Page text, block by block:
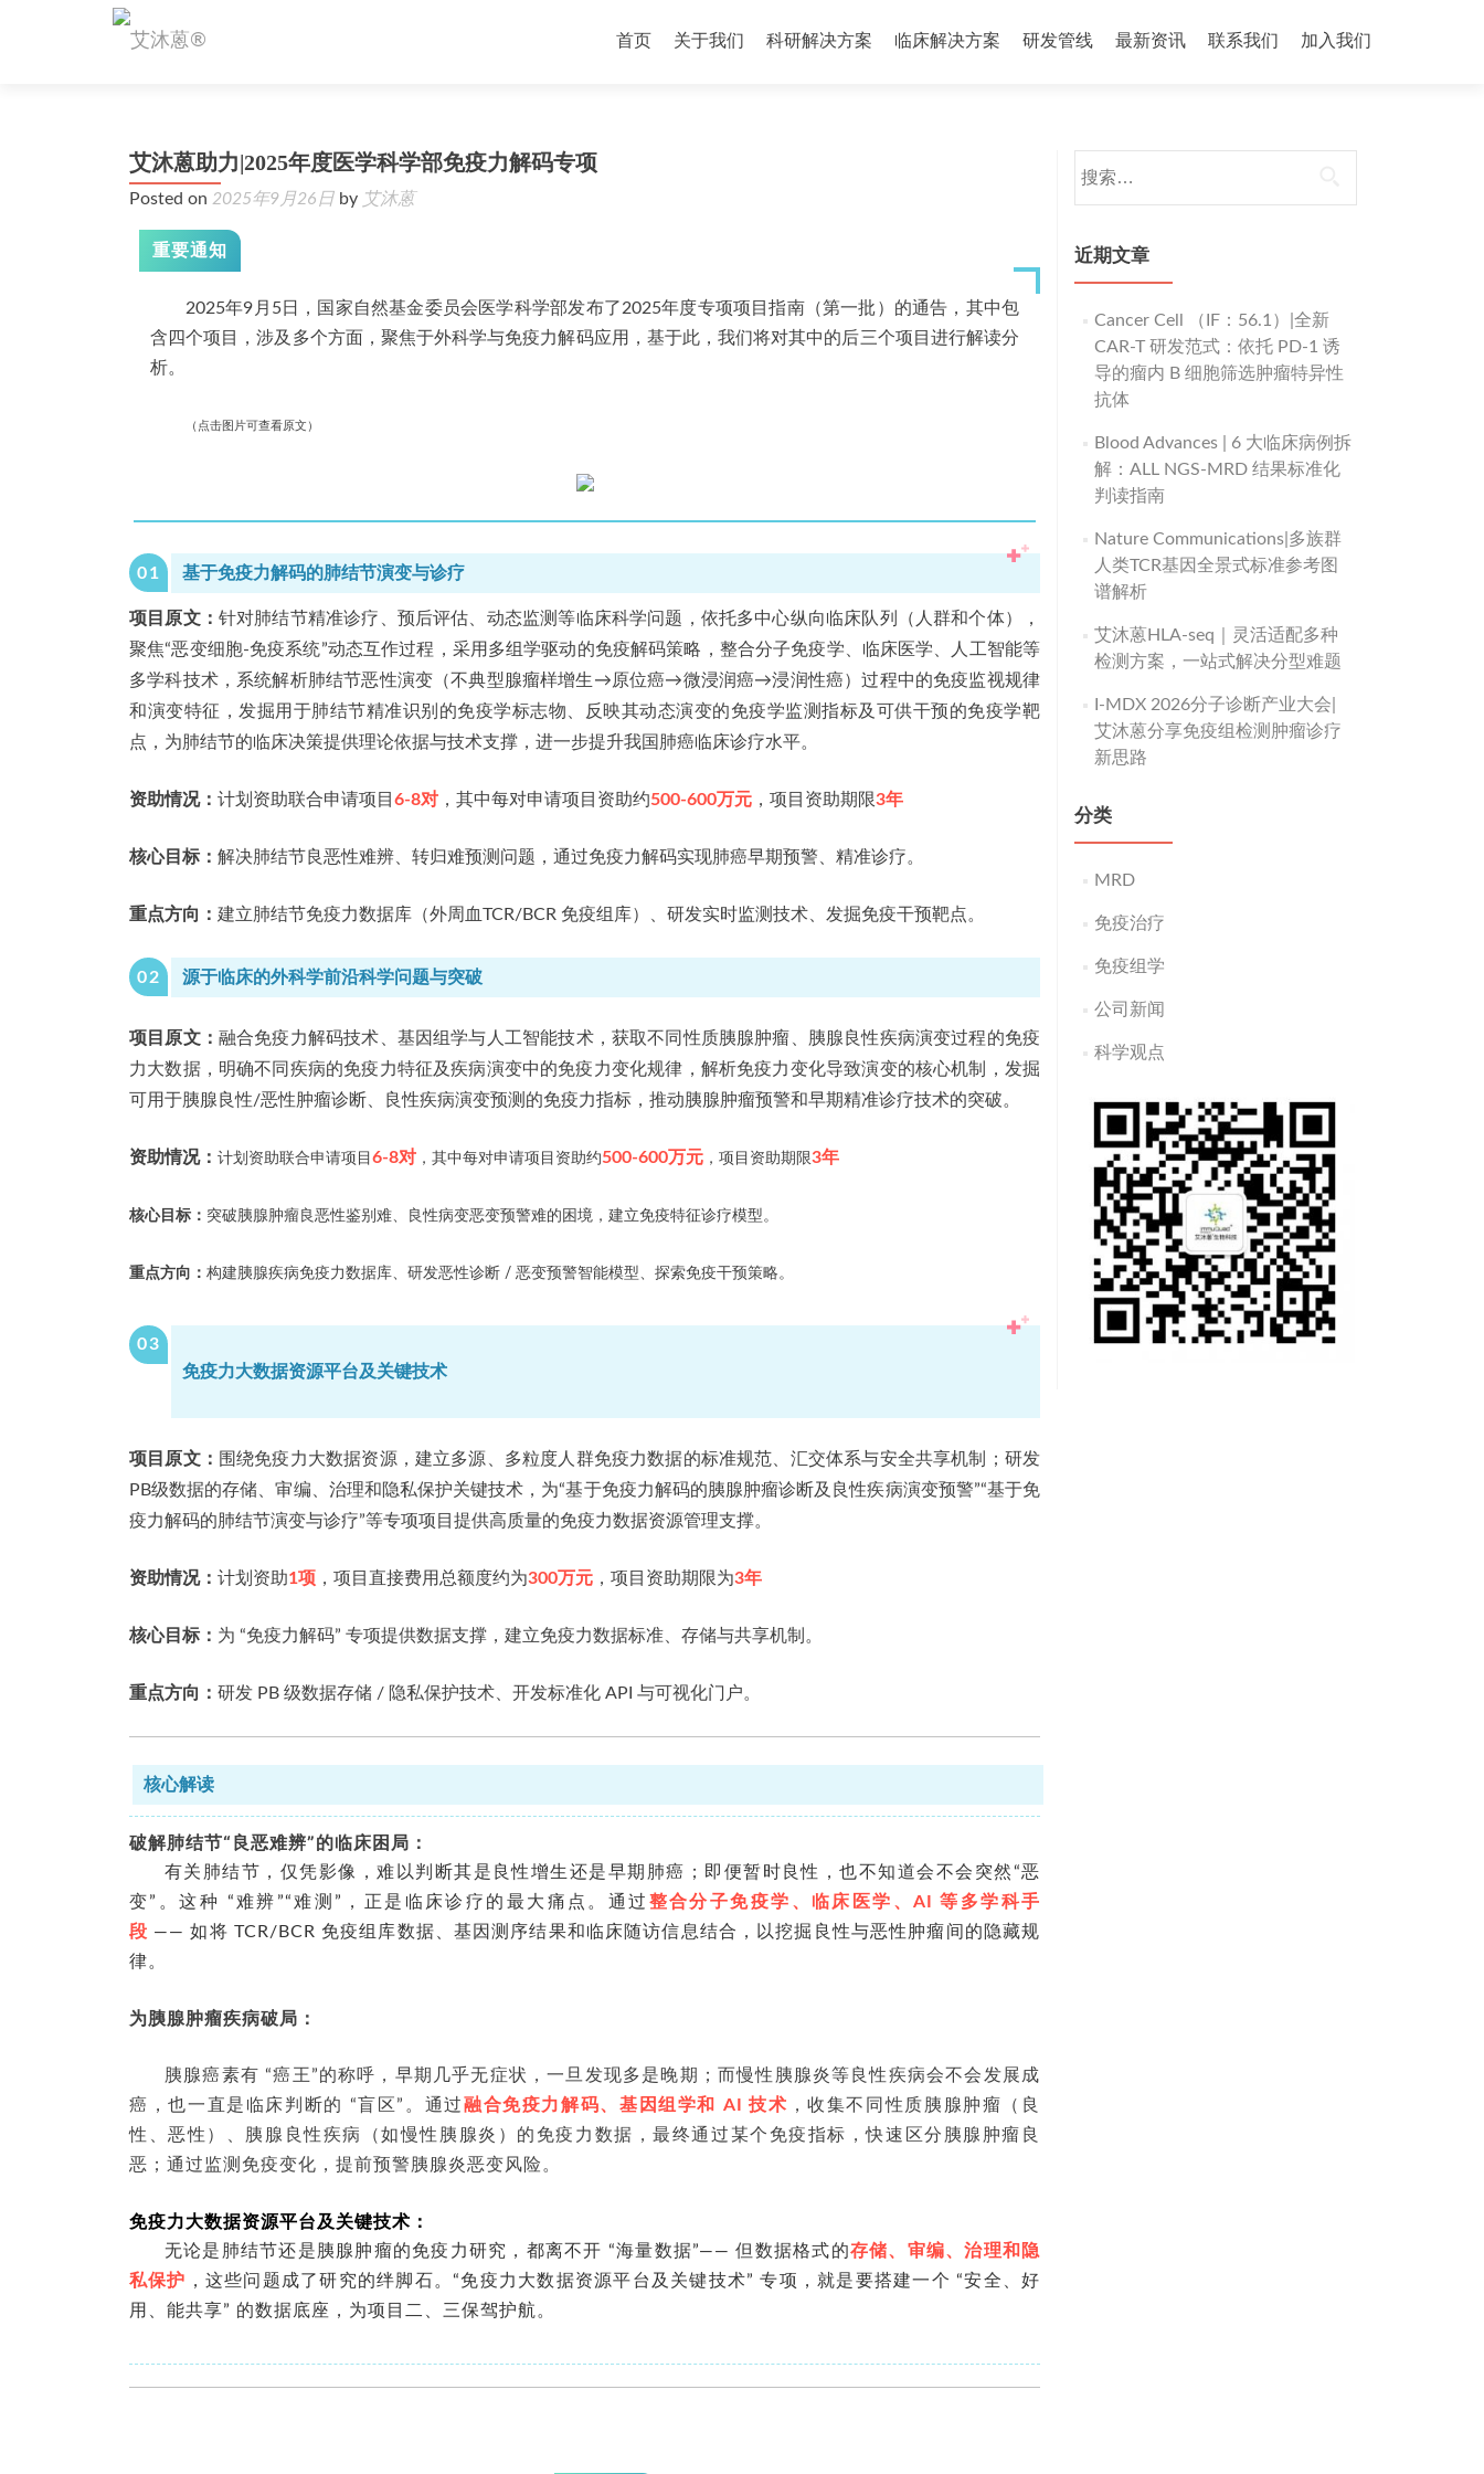
首页 关于我们 科研解决方案 临床解决方案 研发管线 最新资讯 联系我们 加入我们
艾沐蒽助力|2025年度医学科学部免疫力解码专项
Posted on 2025年9月26日 by 艾沐蒽
重要通知
2025年9月5日，国家自然基金委员会医学科学部发布了2025年度专项项目指南（第一批）的通告， 其中包
含四个项目，涉及多个方面，聚焦于外科学与免疫力解码应用，基于此，我们将对其中的后三个项目进行解读分
析。
（点击图片可查看原文）
01 基于免疫力解码的肺结节演变与诊疗
项目原文： 针对肺结节精准诊疗、预后评估、动态监测等临床科学问题，依托多中心纵向临床队列（人群和个体），
聚焦“恶变细胞-免疫系统”动态互作过程，采用多组学驱动的免疫解码策略，整合分子免疫学、临床医学、人工智能等
多学科技术，系统解析肺结节恶性演变（不典型腺瘤样增生→原位癌→微浸润癌→浸润性癌）过程中的免疫监视规律
和演变特征，发掘用于肺结节精准识别的免疫学标志物、反映其动态演变的免疫学监测指标及可供干预的免疫学靶
点，为肺结节的临床决策提供理论依据与技术支撑，进一步提升我国肺癌临床诊疗水平。
资助情况： 计划资助联合申请项目 6-8对 ，其中每对申请项目资助约500-600万元 ，项目资助期限3年
核心目标： 解决肺结节良恶性难辨、转归难预测问题，通过免疫力解码实现肺癌早期预警、精准诊疗。
重点方向： 建立肺结节免疫力数据库（外周血TCR/BCR 免疫组库）、研发实时监测技术、发掘免疫干预靶点。
02 源于临床的外科学前沿科学问题与突破
项目原文： 融合免疫力解码技术、基因组学与人工智能技术，获取不同性质胰腺肿瘤、胰腺良性疾病演变过程的免疫
力大数据，明确不同疾病的免疫力特征及疾病演变中的免疫力变化规律，解析免疫力变化导致演变的核心机制，发掘
可用于胰腺良性/恶性肿瘤诊断、良性疾病演变预测的免疫力指标，推动胰腺肿瘤预警和早期精准诊疗技术的突破。
资助情况： 计划资助联合申请项目 6-8对 ，其中每对申请项目资助约500-600万元 ，项目资助期限3年
核心目标： 突破胰腺肿瘤良恶性鉴别难、良性病变恶变预警难的困境，建立免疫特征诊疗模型。
重点方向： 构建胰腺疾病免疫力数据库、研发恶性诊断 / 恶变预警智能模型、探索免疫干预策略。
03
免疫力大数据资源平台及关键技术
项目原文： 围绕免疫力大数据资源，建立多源、多粒度人群免疫力数据的标准规范、汇交体系与安全共享机制；研发
PB级数据的存储、审编、治理和隐私保护关键技术，为“基于免疫力解码的胰腺肿瘤诊断及良性疾病演变预警”“基于免
疫力解码的肺结节演变与诊疗”等专项项目提供高质量的免疫力数据资源管理支撑。
资助情况： 计划资助1项 ，项目直接费用总额度约为300万元 ，项目资助期限为3年
核心目标： 为 “免疫力解码” 专项提供数据支撑，建立免疫力数据标准、存储与共享机制。
重点方向： 研发 PB 级数据存储 / 隐私保护技术、开发标准化 API 与可视化门户。
核心解读
破解肺结节“良恶难辨”的临床困局 ：
有关肺结节， 仅凭影像，难 以 判断其是良性增生还是早期肺癌；即便暂时良性，也不知道会不会突然 “恶
变” 。这种 “难辨 ”“难测 ” ，正是临床诊疗的最大痛点 。 通过 整合分子免疫学、临床医学、 AI等多学科手
段 ——如将 TCR/BCR 免疫组库数据、基因测序结果和临床随访信息结合， 以挖掘 良性与恶性肿瘤间的 隐藏规
律。
为胰腺肿瘤疾病破局 ：
胰腺癌素有 “癌王”的称呼，早期几乎无症状，一旦发现多是晚期；而慢性胰腺炎等良性疾病会不会发展成
癌，也一直是临床判断的 “盲区”。通过融合免疫力解码、基因组学和 AI 技术 ，收集不同性质胰腺肿瘤（良
性、恶性）、胰腺良性疾病（如慢性胰腺炎）的免疫力数据，最终通过某个免疫指标，快速区分胰腺肿瘤良
恶；通过监测免疫变化，提前预警胰腺炎恶变风险。
免疫力大数据资源平台及关键技术：
无论是肺结节还是胰腺肿瘤的免疫力研究，都离不开 “海量数据”—— 但数据格式的存储、审编、治理和隐
私保护 ，这些问题成了研究的绊脚石。“免疫力大数据资源平台及关键技术” 专项，就是要搭建一个 “安全、好
用、能共享” 的数据底座，为项目二、三保驾护航。
索：
近期文章
Cancer Cell （IF：56.1）|全新
CAR-T 研发范式：依托 PD-1 诱
导的瘤内 B 细胞筛选肿瘤特异性
抗体
Blood Advances | 6 大临床病例拆
解：ALL NGS-MRD 结果标准化
判读指南
Nature Communications|多族群
人类TCR基因全景式标准参考图
谱解析
艾沐蒽HLA-seq｜灵活适配多种
检测方案，一站式解决分型难题
I-MDX 2026分子诊断产业大会|
艾沐蒽分享免疫组检测肿瘤诊疗
新思路
分类
MRD
免疫治疗
免疫组学
公司新闻
科学观点